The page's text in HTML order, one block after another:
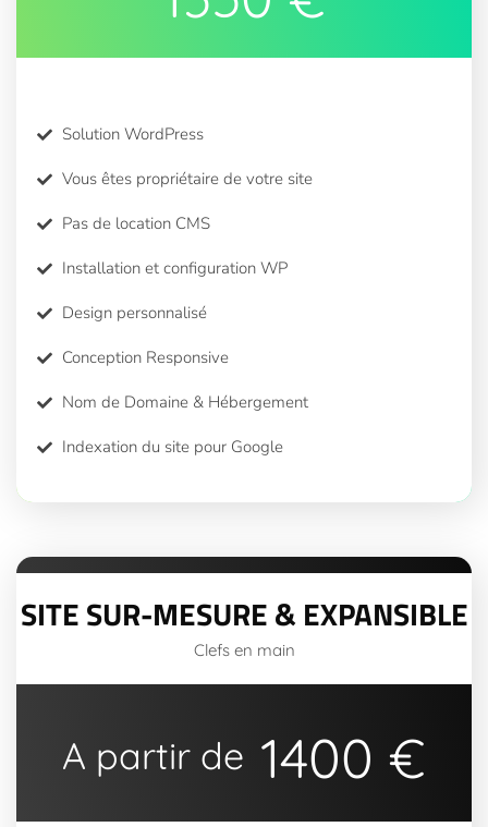
Solution WordPress
Vous êtes propriétaire de votre site
Pas de location CMS
Installation et configuration WP
Design personnalisé
Conception Responsive
Nom de Domaine & Hébergement
Indexation du site pour Google
SITE SUR-MESURE & EXPANSIBLE
Clefs en main
A partir de 1400 €